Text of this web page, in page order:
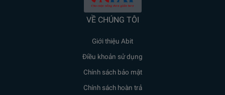
VỀ CHÚNG TÔI
Giới thiệu Abit
Điều khoản sử dụng
Chính sách bảo mật
Chính sách hoàn trả